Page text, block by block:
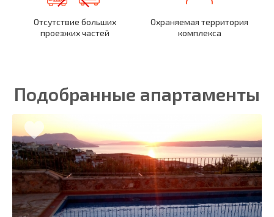
Отсутствие больших
проезжих частей
Охраняемая территория
комплекса
Подобранные апартаменты